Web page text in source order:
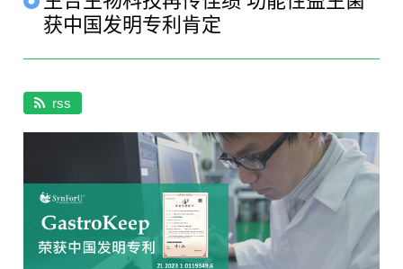
微生物体与乳酸菌应用研发中心
影片 TW EN
获中国发明专利肯定
rss